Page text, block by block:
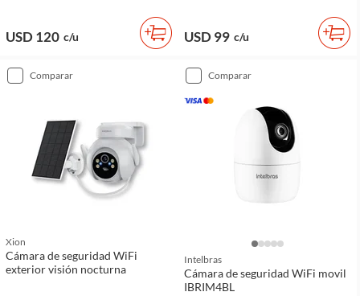
USD 120 c/u USD 99 c/u
comparar
Xion
Cámara de seguridad WiFi
exterior visión nocturna
comparar
Intelbras
Cámara de seguridad WiFi movil
IBRIM4BL